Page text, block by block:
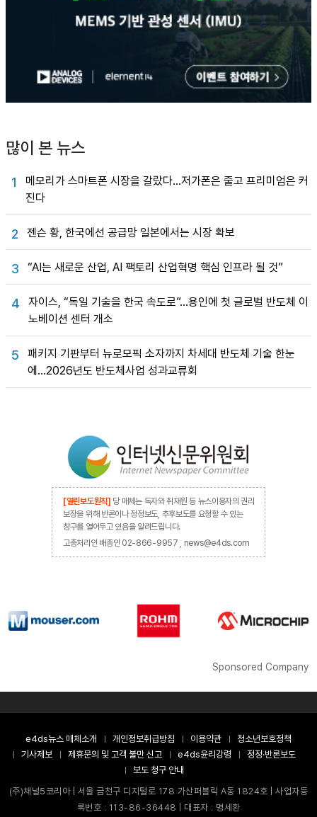
많이 본 뉴스
1
메모리가 스마트폰 시장을 갈랐다…저가폰은 줄고 프리미엄은 커
진다
2 젠슨 황, 한국에선 공급망 일본에서는 시장 확보
3 “AI는 새로운 산업, AI 팩토리 산업혁명 핵심 인프라 될 것”
4
자이스, “독일 기술을 한국 속도로”…용인에 첫 글로벌 반도체 이
노베이션 센터 개소
5
패키지 기판부터 뉴로모픽 소자까지 차세대 반도체 기술 한눈
에…2026년도 반도체사업 성과교류회
[열린보도원칙] 당 매체는 독자와 취재원 등 뉴스이용자의 권리
보장을 위해 반론이나 정정보도, 추후보도를 요청할 수 있는
창구를 열어두고 있음을 알려드립니다.
고충처리인 배종인 02-866-9957 , news@e4ds.com
Sponsored Company
e4ds뉴스 매체소개 개인정보취급방침 이용약관
청소년보호정책
기사제보
제휴문의 및 고객 불만 신고 e4ds윤리강령
정정·반론보도
보도 청구 안내
(주)채널5코리아 | 서울 금천구 디지털로 178 가산퍼블릭 A동 1824호 | 사업자등
록번호 : 113-86-36448 | 대표자 : 명세환